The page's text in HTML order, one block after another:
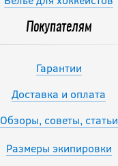
Покупателям
Гарантии
Доставка и оплата
Обзоры, советы, статьи
Размеры экипировки